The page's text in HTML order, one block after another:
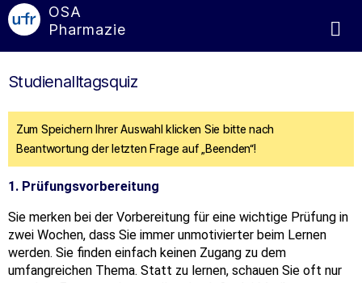
OSA
Pharmazie
Studienalltagsquiz
Zum Speichern Ihrer Auswahl klicken Sie bitte nach
Beantwortung der letzten Frage auf „Beenden“!